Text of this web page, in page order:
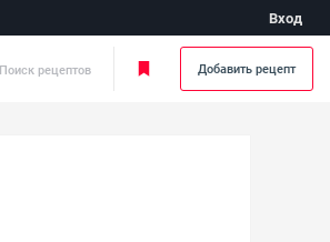
Вход
Поиск рецептов Добавить рецепт